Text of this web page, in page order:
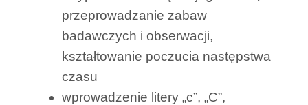
przeprowadzanie zabaw
badawczych i obserwacji,
kształtowanie poczucia następstwa
czasu
wprowadzenie litery „c”, „C”,